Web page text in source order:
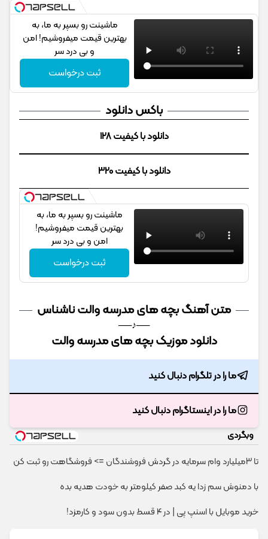
ماشینت رو بسپر به ما، به
بهترین قیمت میفروشیم! امن
و بی درد سر
ثبت درخواست
باکس دانلود
دانلود با کیفیت 128
دانلود با کیفیت 320
ماشینت رو بسپر به ما، به
بهترین قیمت میفروشیم!
امن و بی درد سر
ثبت درخواست
متن آهنگ بچه های مدرسه والت ناشناس
──♪──
دانلود موزیک بچه های مدرسه والت
ما را در تلگرام دنبال کنید
ما را در اینستاگرام دنبال کنید
وبگردی
تا 3میلیارد وام سرمایه در گردش فروشندگان => فروشگاهت رو ثبت کن
با دمنوش سم زدا یه کبد صفر کیلومتر به خودت هدیه بده
خرید موبایل با اسنپ پی | در ۴ قسط بدون سود و کارمزد!